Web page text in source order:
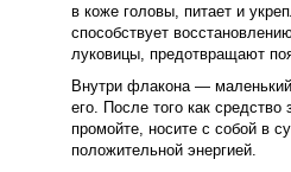
в коже головы, питает и
способствует
луковицы, предотвращают
Внутри флакона —
его. После того как средство
промойте, носите с собой в
положительной энергией.